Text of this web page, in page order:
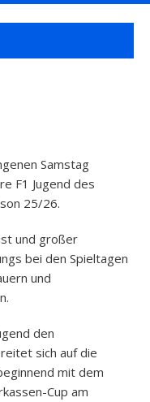
Samstag
F1 Jugend des
25/26.
und großer
bei den Spieltagen
und
den
sich auf die
mit dem
Cup am